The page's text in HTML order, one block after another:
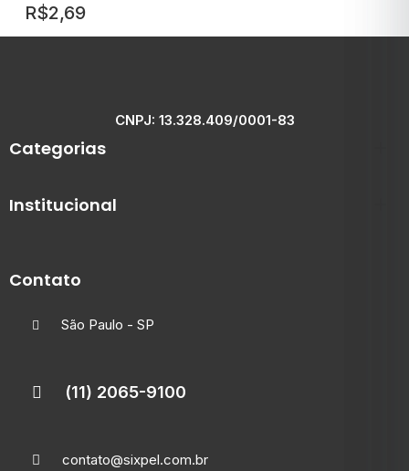
R$2,69
CNPJ: 13.328.409/0001-83
Categorias
Institucional
Contato
São Paulo - SP
(11) 2065-9100
contato@sixpel.com.br